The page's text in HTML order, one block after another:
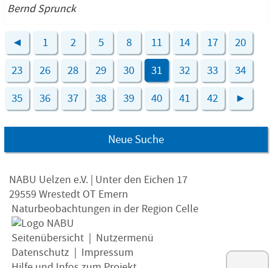
Bernd Sprunck
◄ 1 2 5 8 11 14 17 20
23 26 28 29 30 31 32 33 34
35 36 37 38 39 40 41 42 ►
Neue Suche
NABU Uelzen e.V. | Unter den Eichen 17
29559 Wrestedt OT Emern
Naturbeobachtungen in der Region Celle
Seitenübersicht
Nutzermenü
Datenschutz
Impressum